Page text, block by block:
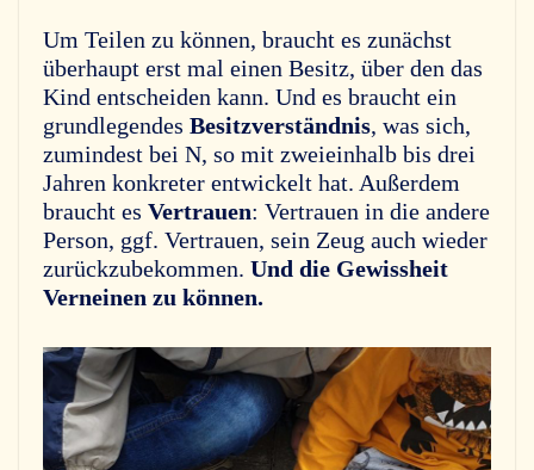
Um Teilen zu können, braucht es zunächst
überhaupt erst mal einen Besitz, über den das
Kind entscheiden kann. Und es braucht ein
grundlegendes Besitzverständnis, was sich,
zumindest bei N, so mit zweieinhalb bis drei
Jahren konkreter entwickelt hat. Außerdem
braucht es Vertrauen: Vertrauen in die andere
Person, ggf. Vertrauen, sein Zeug auch wieder
zurückzubekommen. Und die Gewissheit
Verneinen zu können.